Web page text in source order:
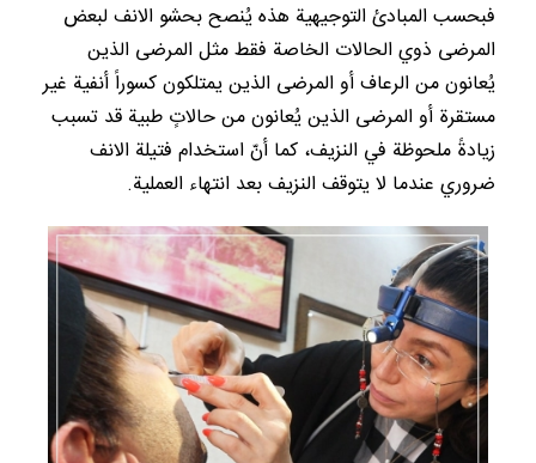
فبحسب المبادئ التوجيهية هذه يُنصح بحشو الانف لبعض
المرضى ذوي الحالات الخاصة فقط مثل المرضى الذين
يُعانون من الرعاف أو المرضى الذين يمتلكون كسوراً أنفية غير
مستقرة أو المرضى الذين يُعانون من حالاتٍ طبية قد تسبب
زيادةً ملحوظة في النزيف، كما أنّ استخدام فتيلة الانف
ضروري عندما لا يتوقف النزيف بعد انتهاء العملية.